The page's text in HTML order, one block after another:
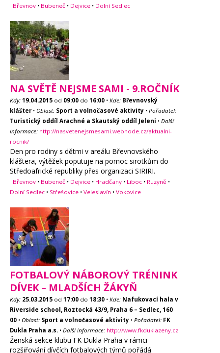
Břevnov • Bubeneč • Dejvice • Dolní Sedlec
NA SVĚTĚ NEJSME SAMI - 9.ROČNÍK
Kdy: 19.04.2015 od 09:00 do 16:00 • Kde: Břevnovský
klášter• Oblast: Sport a volnočasové aktivity • Pořadatel:
Turistický oddíl Arachné a Skautský oddíl Jeleni • Další
informace: http://nasvetenejsmesami.webnode.cz/aktualni-
rocnik/
Den pro rodiny s dětmi v areálu Břevnovského
kláštera, výtěžek poputuje na pomoc sirotkům do
Středoafrické republiky přes organizaci SIRIRI.
Břevnov • Bubeneč • Dejvice • Hradčany • Liboc • Ruzyně •
Dolní Sedlec • Střešovice • Veleslavín • Vokovice
FOTBALOVÝ NÁBOROVÝ TRÉNINK
DÍVEK – MLADŠÍCH ŽÁKYŇ
Kdy: 25.03.2015 od 17:00 do 18:30 • Kde: Nafukovací hala v
Riverside school, Roztocká 43/9, Praha 6 – Sedlec, 160
00 • Oblast: Sport a volnočasové aktivity • Pořadatel: FK
Dukla Praha a.s. • Další informace: http://www.fkduklazeny.cz
Ženská sekce klubu FK Dukla Praha v rámci
rozšiřování dívčích fotbalových týmů pořádá